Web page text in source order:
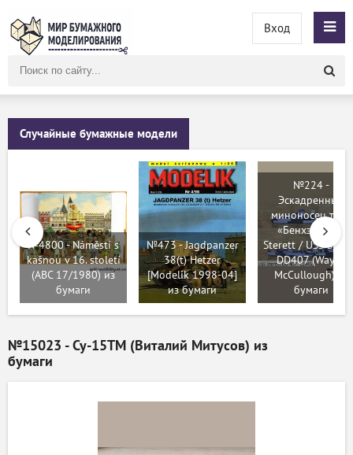
сайту
Вход
Случайные бумажные модели
№4800 - Náměstí s
kašnou v 16. století
(ABC 17/1980) из
бумаги
№473 - Jagdpanzer
38(t) Hetzer
[Modelik 1998-04]
из бумаги
№224 -
Эскадренный
миноносец типа
«Бенхэм» USS
Sterett / USS
DD407 (Wayne
McCullough) из
бумаги
№15023 - Су-15ТМ (Виталий Митусов) из
бумаги